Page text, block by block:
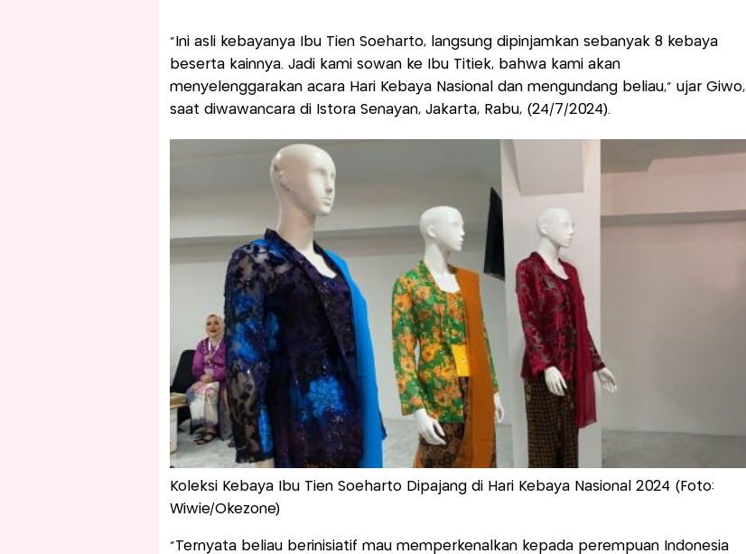
“Ini asli kebayanya Ibu Tien Soeharto, langsung dipinjamkan sebanyak 8 kebaya
beserta kainnya. Jadi kami sowan ke Ibu Titiek, bahwa kami akan
menyelenggarakan acara Hari Kebaya Nasional dan mengundang beliau,” ujar Giwo,
saat diwawancara di Istora Senayan, Jakarta, Rabu, (24/7/2024).
Koleksi Kebaya Ibu Tien Soeharto Dipajang di Hari Kebaya Nasional 2024 (Foto:
Wiwie/Okezone)
“Ternyata beliau berinisiatif mau memperkenalkan kepada perempuan Indonesia